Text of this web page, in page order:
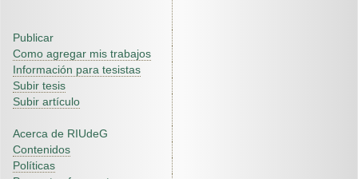
Publicar
Como agregar mis trabajos
Información para tesistas
Subir tesis
Subir artículo
Acerca de RIUdeG
Contenidos
Políticas